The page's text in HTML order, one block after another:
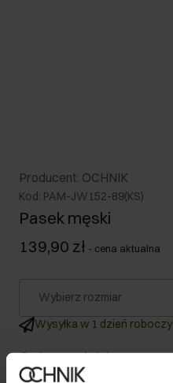
Producent: OCHNIK
Kod: PAM-JW152-89(KS)
Pasek męski
139,90 zł - cena aktualna
Wybierz rozmiar
Wysyłka w 1 dzień roboczy
Opis produktu